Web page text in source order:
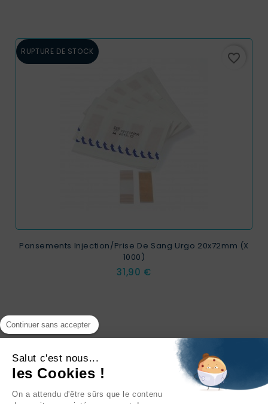
RUPTURE DE STOCK favorite_border
Pansements Injection/prise De Sang Urgo 20x72mm (x
1000)
Prix
31,90 €
INFORMATIONS
Continuer sans accepter
Salut c'est nous...
les Cookies !
On a attendu d'être sûrs que le contenu